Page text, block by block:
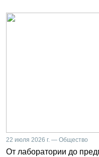
22 июля 2026 г. — Общество
От лаборатории до